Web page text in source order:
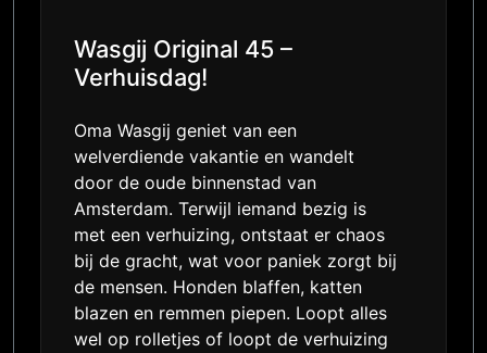
Wasgij Original 45 –
Verhuisdag!
Oma Wasgij geniet van een
welverdiende vakantie en wandelt
door de oude binnenstad van
Amsterdam. Terwijl iemand bezig is
met een verhuizing, ontstaat er chaos
bij de gracht, wat voor paniek zorgt bij
de mensen. Honden blaffen, katten
blazen en remmen piepen. Loopt alles
wel op rolletjes of loopt de verhuizing